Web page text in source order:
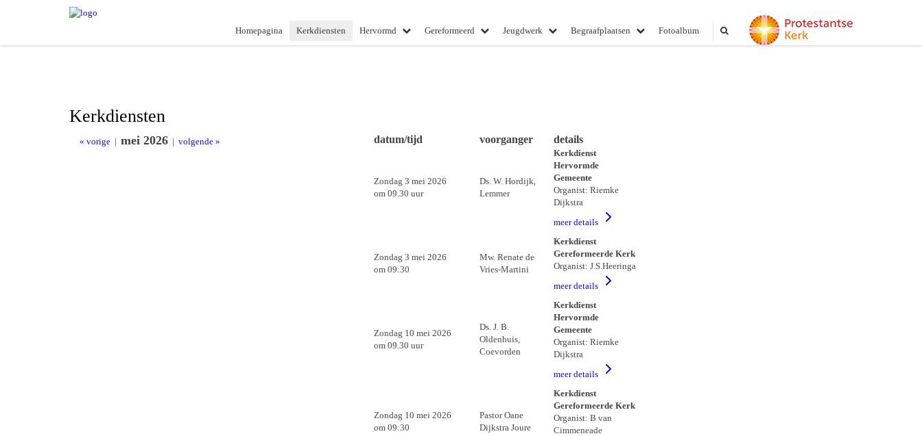
Homepagina Kerkdiensten Hervormd Gereformeerd Jeugdwerk Begraafplaatsen Fotoalbum
Kerkdiensten
« vorige | mei 2026 | volgende » datum/tijd voorganger details
Zondag 3 mei 2026
om 09.30 uur
Ds. W. Hordijk,
Lemmer
Kerkdienst
Hervormde
Gemeente
Organist: Riemke
Dijkstra
meer details
Zondag 3 mei 2026
om 09:30
Mw. Renate de
Vries-Martini
Kerkdienst
Gereformeerde Kerk
Organist: J.S.Heeringa
meer details
Zondag 10 mei 2026
om 09.30 uur
Ds. J. B.
Oldenhuis,
Coevorden
Kerkdienst
Hervormde
Gemeente
Organist: Riemke
Dijkstra
meer details
Zondag 10 mei 2026
om 09:30
Pastor Oane
Dijkstra Joure
Kerkdienst
Gereformeerde Kerk
Organist: B van
Cimmeneade